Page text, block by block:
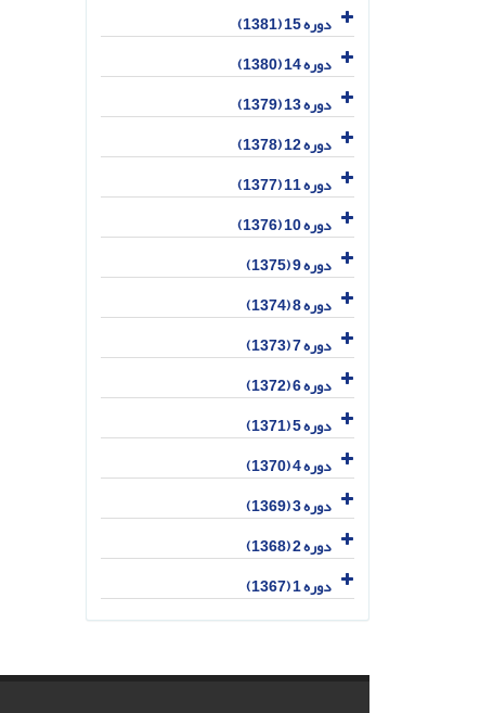
دوره 15 (1381)
دوره 14 (1380)
دوره 13 (1379)
دوره 12 (1378)
دوره 11 (1377)
دوره 10 (1376)
دوره 9 (1375)
دوره 8 (1374)
دوره 7 (1373)
دوره 6 (1372)
دوره 5 (1371)
دوره 4 (1370)
دوره 3 (1369)
دوره 2 (1368)
دوره 1 (1367)